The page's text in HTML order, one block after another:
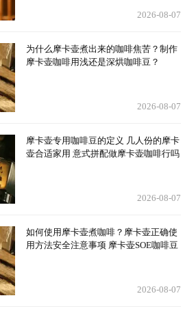
2026-08-07
为什么摩卡壶煮出来的咖啡焦苦？制作
摩卡壶咖啡用浅还是深烘咖啡豆？
2026-08-07
摩卡壶专用咖啡豆的定义 几人份的摩卡
壶合适家用 意式拼配做摩卡壶咖啡行吗
2026-08-07
如何使用摩卡壶煮咖啡？摩卡壶正确使
用方法安全注意事项 摩卡壶SOE咖啡豆
2026-08-07